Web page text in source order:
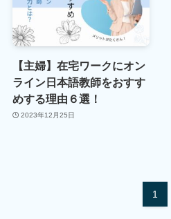
【主婦】在宅ワークにオン
ライン日本語教師をおすす
めする理由６選！
2023年12月25日
1